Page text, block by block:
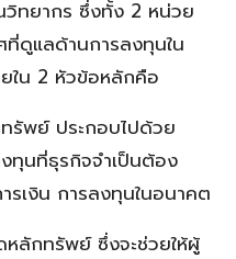
วิทยากร ซึ่งทั้ง 2 หน่วย
ที่ดูแลด้านการลงทุนใน
ใน 2 หัวข้อหลักคือ
รัพย์ ประกอบไปด้วย
ทุนที่ธุรกิจจำเป็นต้อง
รเงิน การลงทุนในอนาคต
ลักทรัพย์ ซึ่งจะช่วยให้ผู้